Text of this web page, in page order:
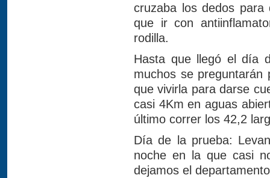
cruzaba los dedos
que ir con
rodilla.
Hasta que llegó el día
muchos se
que vivirla para darse
casi 4Km en aguas
último correr los 42,2
Día de la prueba:
noche en la que casi
dejamos el